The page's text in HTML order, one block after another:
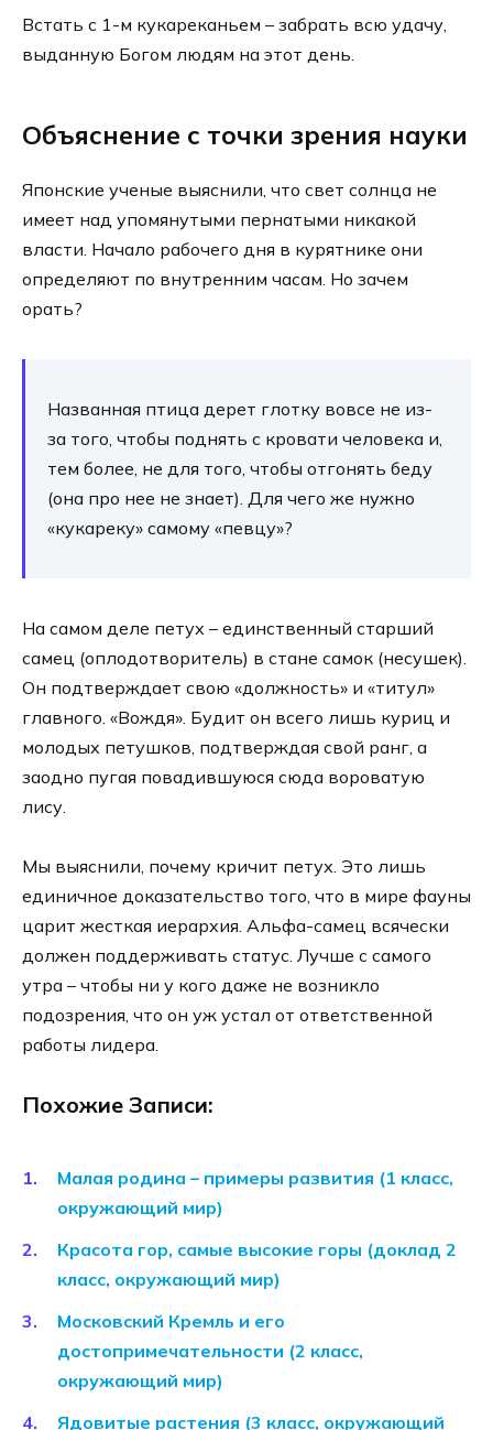
Встать с 1-м кукареканьем – забрать всю удачу,
выданную Богом людям на этот день.
Объяснение с точки зрения науки
Японские ученые выяснили, что свет солнца не
имеет над упомянутыми пернатыми никакой
власти. Начало рабочего дня в курятнике они
определяют по внутренним часам. Но зачем
орать?
Названная птица дерет глотку вовсе не из-
за того, чтобы поднять с кровати человека и,
тем более, не для того, чтобы отгонять беду
(она про нее не знает). Для чего же нужно
«кукареку» самому «певцу»?
На самом деле петух – единственный старший
самец (оплодотворитель) в стане самок (несушек).
Он подтверждает свою «должность» и «титул»
главного. «Вождя». Будит он всего лишь куриц и
молодых петушков, подтверждая свой ранг, а
заодно пугая повадившуюся сюда вороватую
лису.
Мы выяснили, почему кричит петух. Это лишь
единичное доказательство того, что в мире фауны
царит жесткая иерархия. Альфа-самец всячески
должен поддерживать статус. Лучше с самого
утра – чтобы ни у кого даже не возникло
подозрения, что он уж устал от ответственной
работы лидера.
Похожие Записи:
Малая родина – примеры развития (1 класс,
окружающий мир)
Красота гор, самые высокие горы (доклад 2
класс, окружающий мир)
Московский Кремль и его
достопримечательности (2 класс,
окружающий мир)
Ядовитые растения (3 класс, окружающий